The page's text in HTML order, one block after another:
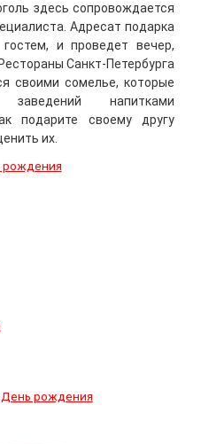
здесь сопровождается
Адресат подарка
и проведет вечер,
Санкт-Петербурга
своими сомелье, которые
напитками
подарите своему другу
их.
рождения
День рождения